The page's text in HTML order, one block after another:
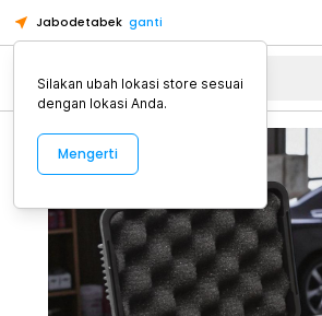
Jabodetabek ganti
Alat Kopi
Silakan ubah lokasi store sesuai
dengan lokasi Anda.
Mengerti